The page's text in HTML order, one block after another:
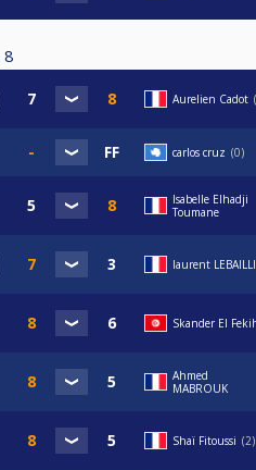
8
Aurelien Cadot
carlos cruz 0
Isabelle Elhadji
Toumane
laurent
Skander El
Ahmed
MABROUK
Shaï Fitoussi 2